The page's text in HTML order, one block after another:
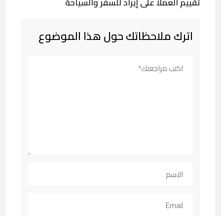
اترك ملاحظاتك حول هذا الموضوع